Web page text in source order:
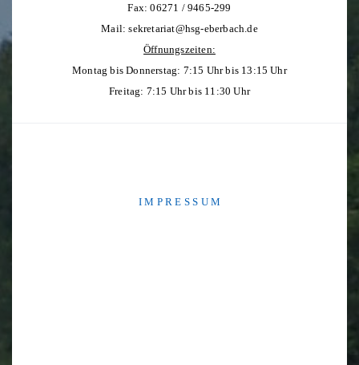
Fax: 06271 / 9465-299
Mail:sekretariat@hsg-eberbach.de
Öffnungszeiten:
Montag bis Donnerstag: 7:15 Uhr bis 13:15 Uhr
Freitag: 7:15 Uhr bis 11:30 Uhr
I M P R E S S U M